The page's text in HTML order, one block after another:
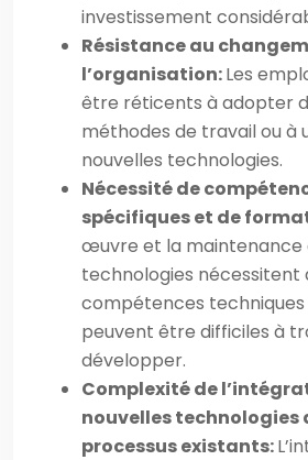
investissement
Résistance au
l’organisation:Les
être réticents à adopter
méthodes de travail ou à
nouvelles technologies.
Nécessité de
spécifiques et de
œuvre et la maintenance
technologies nécessitent
compétences techniques
peuvent être difficiles à
développer.
Complexité de
nouvelles technologies
processus existants: